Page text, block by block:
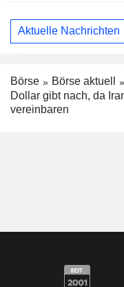
Aktuelle Nachrichten
Börse
Börse aktuell
Dollar gibt nach, da
vereinbaren